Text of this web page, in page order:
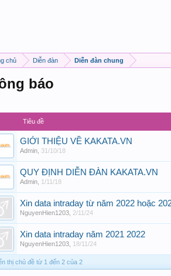
chủ Diễn đàn Diễn đàn chung
báo
Tiêu đề
GIỚI THIỆU VỀ KAKATA.VN
Admin 31/10/18
QUY ĐỊNH DIỄN ĐÀN KAKATA.VN
Admin 1/11/18
Xin data intraday từ năm 2022 hoặc
NguyenHien1203 2/11/24
Xin data intraday năm 2021 2022
NguyenHien1203 18/11/24
thị chủ đề từ 1 đến 2 của 2